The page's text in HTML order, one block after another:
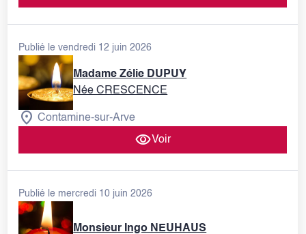
Publié le vendredi 12 juin 2026
Madame Zélie DUPUY
Née CRESCENCE
Contamine-sur-Arve
Voir
Publié le mercredi 10 juin 2026
Monsieur Ingo NEUHAUS